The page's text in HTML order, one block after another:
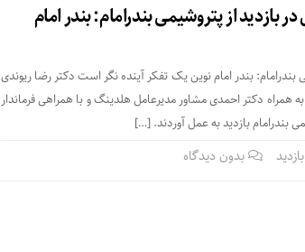
از پتروشیمی بندرامام: بندر امام
بندر امام نوین یک تفکر آینده نگر است دکتر رضا ریوندی
دکتر احمدی مشاور مدیرعامل هلدینگ و با همراهی فرماندار
بندرامام بازدید به عمل آوردند. […]
بدون دیدگاه